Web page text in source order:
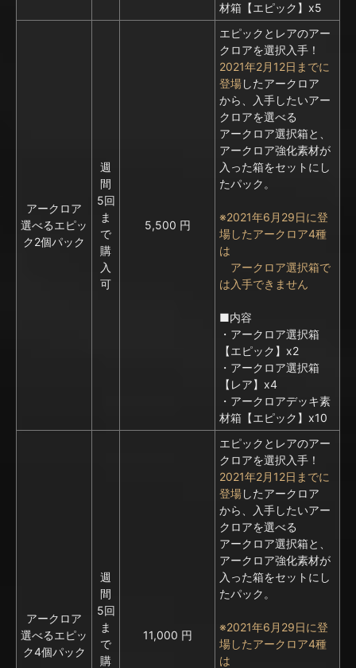
材箱【エピック】x5
アークロア
選べるエピッ
ク2個パック
週
間
5回
ま
で
購
入
可
5,500 円
エピックとレアのアー
クロアを選択入手！
2021年2月12日までに
登場したアークロア
から、入手したいアー
クロアを選べる
アークロア選択箱と、
アークロア強化素材が
入った箱をセットにし
たパック。
※2021年6月29日に登
場したアークロア4種
は
アークロア選択箱で
は入手できません
■内容
・アークロア選択箱
【エピック】x2
・アークロア選択箱
【レア】x4
・アークロアデッキ素
材箱【エピック】x10
アークロア
選べるエピッ
ク4個パック
週
間
5回
ま
で
購
11,000 円
エピックとレアのアー
クロアを選択入手！
2021年2月12日までに
登場したアークロア
から、入手したいアー
クロアを選べる
アークロア選択箱と、
アークロア強化素材が
入った箱をセットにし
たパック。
※2021年6月29日に登
場したアークロア4種
は